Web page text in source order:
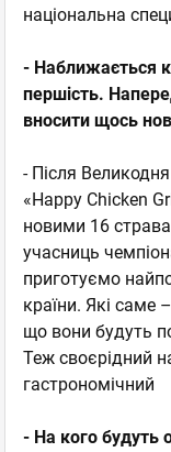
національна
- Наближається
першість.
вносити щось
- Після
«Happy Chicken
новими 16
учасниць
приготуємо
країни. Які саме
що вони будуть
Теж своєрідний
гастрономічний
- На кого будуть